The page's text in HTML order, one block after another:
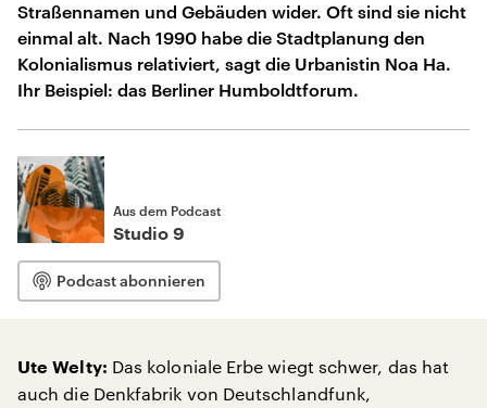
Straßennamen und Gebäuden wider. Oft sind sie nicht
einmal alt. Nach 1990 habe die Stadtplanung den
Kolonialismus relativiert, sagt die Urbanistin Noa Ha.
Ihr Beispiel: das Berliner Humboldtforum.
Aus dem Podcast
Studio 9
Podcast abonnieren
Ute Welty: Das koloniale Erbe wiegt schwer, das hat
auch die Denkfabrik von Deutschlandfunk,